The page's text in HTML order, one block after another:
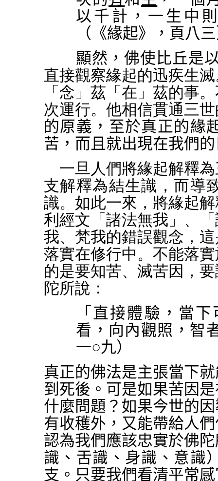
以千計，一生中
（《緣起》，頁八
顯然，佛使比丘是以
直接觀察緣起的迅疾生
「念」茲「在」茲的事
次運行。他相信貫通三
的原義，至於真正的緣
苦，而且就出現在我們
一旦人們將緣起解釋為
支解釋為結生識，而導
識。如此一來，將緣起
利經文「諸法無我」、
我、梵我的錯誤觀念，
落實在修行中。不能落
的是要知苦、滅苦因，
陀所說：
「 直接體驗，當
看，向內觀照，智
一○九）
真正的佛法是主張當下
到死後。可是如果苦因
什麼問題？如果今世的
有收穫外，又能帶給人
認為我們應該忠實於佛
識、舌識、身識、意識
支。只要我們看清平常